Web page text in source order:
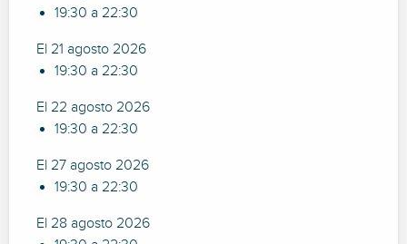
19:30 a 22:30
El 21 agosto 2026
19:30 a 22:30
El 22 agosto 2026
19:30 a 22:30
El 27 agosto 2026
19:30 a 22:30
El 28 agosto 2026